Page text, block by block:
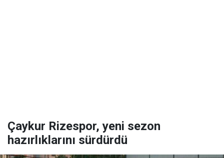
Çaykur Rizespor, yeni sezon
hazırlıklarını sürdürdü